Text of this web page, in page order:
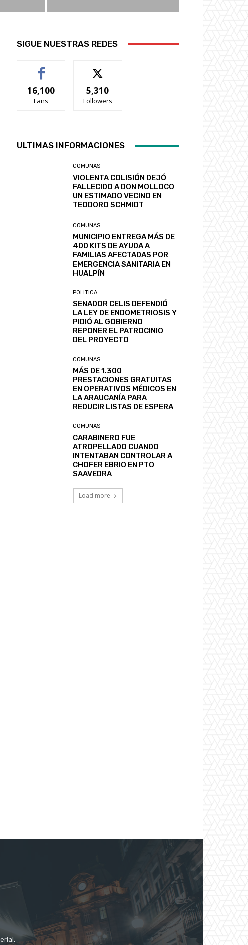
SIGUE NUESTRAS REDES
16,100
Fans
5,310
Followers
ULTIMAS INFORMACIONES
COMUNAS
VIOLENTA COLISIÓN DEJÓ
FALLECIDO A DON MOLLOCO
UN ESTIMADO VECINO EN
TEODORO SCHMIDT
COMUNAS
MUNICIPIO ENTREGA MÁS DE
400 KITS DE AYUDA A
FAMILIAS AFECTADAS POR
EMERGENCIA SANITARIA EN
HUALPÍN
POLITICA
SENADOR CELIS DEFENDIÓ
LA LEY DE ENDOMETRIOSIS Y
PIDIÓ AL GOBIERNO
REPONER EL PATROCINIO
DEL PROYECTO
COMUNAS
MÁS DE 1.300
PRESTACIONES GRATUITAS
EN OPERATIVOS MÉDICOS EN
LA ARAUCANÍA PARA
REDUCIR LISTAS DE ESPERA
COMUNAS
CARABINERO FUE
ATROPELLADO CUANDO
INTENTABAN CONTROLAR A
CHOFER EBRIO EN PTO
SAAVEDRA
Load more